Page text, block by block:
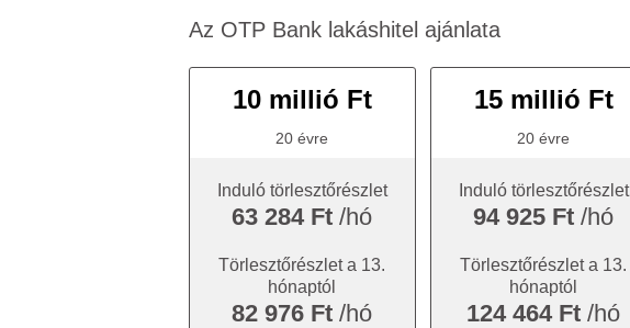
Az OTP Bank lakáshitel ajánlata
10 millió Ft
20 évre
Induló törlesztőrészlet
63 284 Ft/hó
Törlesztőrészlet a 13.
hónaptól
82 976 Ft/hó
15 millió Ft
20 évre
Induló törlesztőrészlet
94 925 Ft /hó
Törlesztőrészlet a 13.
hónaptól
124 464 Ft /hó